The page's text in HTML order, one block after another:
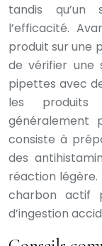
tandis qu’un
l’efficacité.
produit sur une
de vérifier une
pipettes avec
les
généralement
consiste à
des
réaction
charbon actif
d’ingestion